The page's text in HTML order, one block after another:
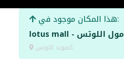
هذا المكان موجود في:
lotus mall - مول اللوتس
كمبوند اللوتس